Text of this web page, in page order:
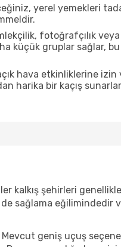
yerel yemekleri
fotoğrafçılık
küçük gruplar sağlar,
hava etkinliklerine
harika bir kaçış
kalkış şehirleri
sağlama eğilimindedir
geniş uçuş